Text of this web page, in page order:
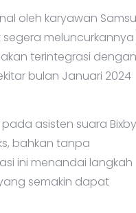
oleh karyawan
meluncurkannya
terintegrasi dengan
bulan Januari 2024
asisten suara
bahkan tanpa
ini menandai langkah
semakin dapat